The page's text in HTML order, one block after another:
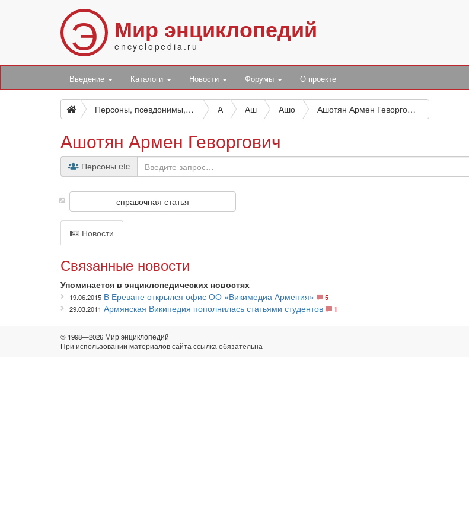
Э Мир энциклопедий
encyclopedia.ru
Введение Каталоги Новости Форумы О проекте
Персоны, псевдонимы, персонажи и боты А Аш Ашо Ашотян Армен Геворгович
Ашотян Армен Геворгович
Персоны etc
справочная статья
Новости
Связанные новости
Упоминается в энциклопедических новостях
19.06.2015 В Ереване открылся офис ОО «Викимедиа Армения»
5
29.03.2011 Армянская Википедия пополнилась статьями студентов 1
© 1998—2026 Мир энциклопедий
При использовании материалов сайта ссылка обязательна